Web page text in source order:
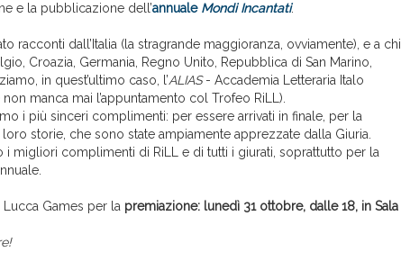
e la pubblicazione dell’annuale Mondi Incantati.
racconti dall’Italia (la stragrande maggioranza, ovviamente), e a chi
Croazia, Germania, Regno Unito, Repubblica di San Marino,
in quest’ultimo caso, l’ALIAS- Accademia Letteraria Italo
manca mai l’appuntamento col Trofeo RiLL).
i più sinceri complimenti: per essere arrivati in finale, per la
storie, che sono state ampiamente apprezzate dalla Giuria.
i migliori complimenti di RiLL e di tutti i giurati, soprattutto per la
Games per la premiazione: lunedì 31 ottobre, dalle 18, in Sala